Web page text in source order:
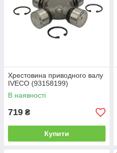
Хрестовина приводного валу
IVECO (93158199)
В наявності
719 ₴
Купити